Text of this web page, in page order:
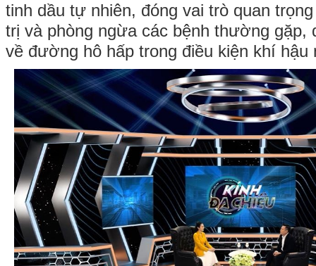
tinh dầu tự nhiên, đóng vai trò quan
trị và phòng ngừa các bệnh thường gặp,
về đường hô hấp trong điều kiện khí hậu